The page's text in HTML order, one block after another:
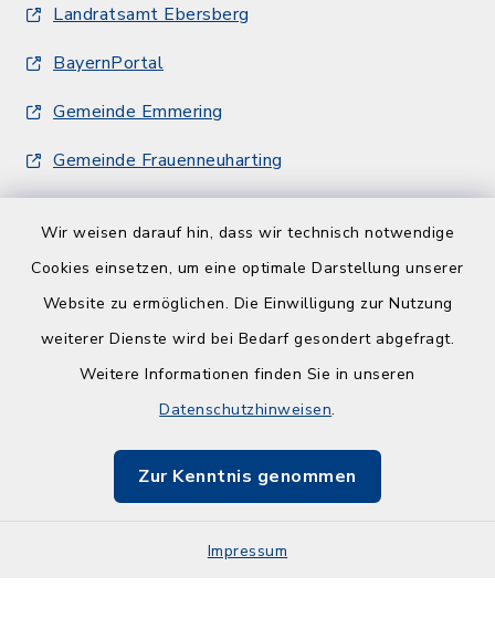
Wir weisen darauf hin, dass wir technisch notwendige
Cookies einsetzen, um eine optimale Darstellung unserer
Website zu ermöglichen. Die Einwilligung zur Nutzung
weiterer Dienste wird bei Bedarf gesondert abgefragt.
Weitere Informationen finden Sie in unseren
Datenschutzhinweisen.
Zur Kenntnis genommen
Impressum
Landratsamt Ebersberg
BayernPortal
Gemeinde Emmering
Gemeinde Frauenneuharting
Barrierefreiheit
Sitemap